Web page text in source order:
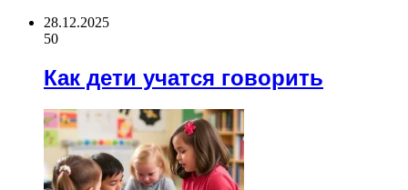
28.12.2025
50
Как дети учатся говорить